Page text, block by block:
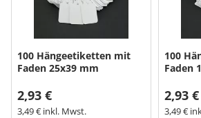
100 Hängeetiketten mit
Faden 25x39 mm
2,93 €
3,49 € inkl. Mwst.
100
Faden
2,93 €
3,49 €